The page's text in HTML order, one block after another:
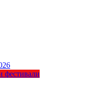
фестивали